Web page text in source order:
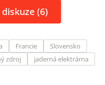
(6)
Francie
Slovensko
zdroj
jaderná elektrárna